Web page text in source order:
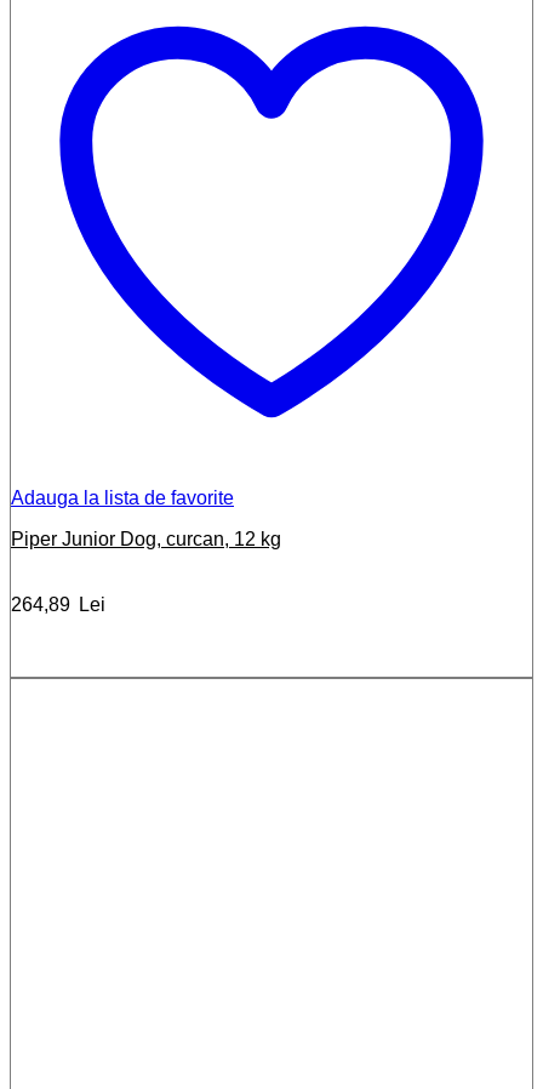
Adauga la lista de favorite
Piper Junior Dog, curcan, 12 kg
264,89 Lei